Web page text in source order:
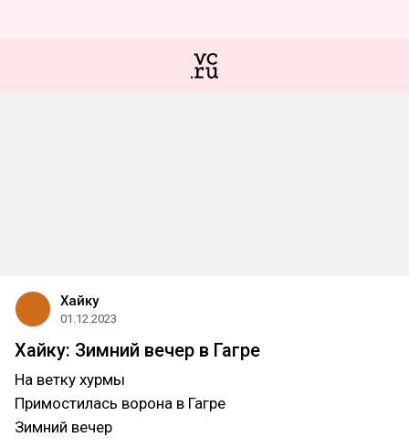
Хайку
01.12.2023
Хайку: Зимний вечер в Гагре
На ветку хурмы
Примостилась ворона в Гагре
Зимний вечер